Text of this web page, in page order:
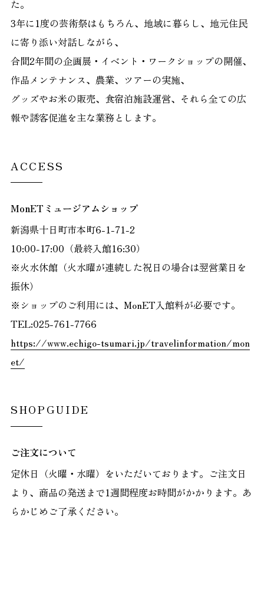
た。
3年に1度の芸術祭はもちろん、地域に暮らし、地元住民
に寄り添い対話しながら、
合間2年間の企画展・イベント・ワークショップの開催、
作品メンテナンス、農業、ツアーの実施、
グッズやお米の販売、食宿泊施設運営、それら全ての広
報や誘客促進を主な業務とします。
ACCESS
MonETミュージアムショップ
新潟県十日町市本町6-1-71-2
10:00-17:00（最終入館16:30）
※火水休館（火水曜が連続した祝日の場合は翌営業日を
振休）
※ショップのご利用には、MonET入館料が必要です。
TEL:025-761-7766
https://www.echigo-tsumari.jp/travelinformation/mon
et/
SHOPGUIDE
ご注文について
定休日（火曜・水曜）をいただいております。ご注文日
より、商品の発送まで1週間程度お時間がかかります。あ
らかじめご了承ください。